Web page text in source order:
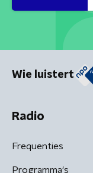
Wie luistert
Radio
Frequenties
Programma's